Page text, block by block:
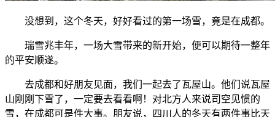
没想到，这个冬天，好好看过的第一场雪，竟是在成都。
瑞雪兆丰年，一场大雪带来的新开始，便可以期待一整年
的平安顺遂。
去成都和好朋友见面，我们一起去了瓦屋山。他们说瓦屋
山刚刚下雪了，一定要去看看啊！对北方人来说司空见惯的
雪，在成都可是件大事。朋友说，四川人的冬天有两件事比天